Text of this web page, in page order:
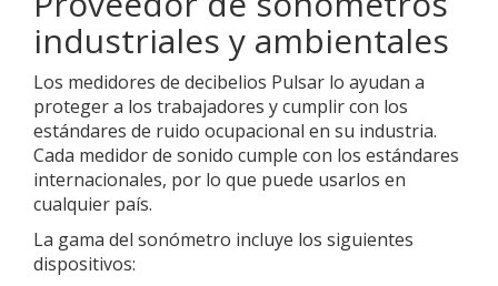
industriales y ambientales
Los medidores de decibelios Pulsar lo ayudan a
proteger a los trabajadores y cumplir con los
estándares de ruido ocupacional en su industria.
Cada medidor de sonido cumple con los estándares
internacionales, por lo que puede usarlos en
cualquier país.
La gama del sonómetro incluye los siguientes
dispositivos: